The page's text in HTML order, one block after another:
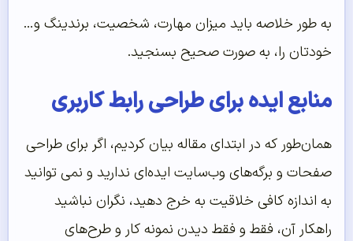
به طور خلاصه باید میزان مهارت، شخصیت، برندینگ و…
خودتان را، به صورت صحیح بسنجید.
منابع ایده برای طراحی رابط کاربری
همان‌طور که در ابتدای مقاله بیان کردیم، اگر برای طراحی
صفحات و برگه‌های وب‌سایت ایده‌ای ندارید و نمی توانید
به اندازه کافی خلاقیت به خرج دهید، نگران نباشید
راهکار آن، فقط و فقط دیدن نمونه کار و طرح‌های